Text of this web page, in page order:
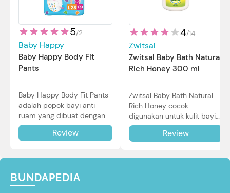
5/2
Baby Happy
Baby Happy Body Fit
Pants
Baby Happy Body Fit Pants
adalah popok bayi anti
ruam yang dibuat dengan
teknologi Air Through
Technology.Review
4/14
Zwitsal
Zwitsal Baby Bath Natural
Rich Honey 300 ml
Zwitsal Baby Bath Natural
Rich Honey cocok
digunakan untuk kulit bayi
baru lahir bahkan kulit
sensitif sekalipun. Simak
Review
BUNDAPEDIA